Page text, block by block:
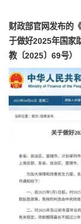
财政部官网发布的
于做好2025年国家
教〔2025〕69号）